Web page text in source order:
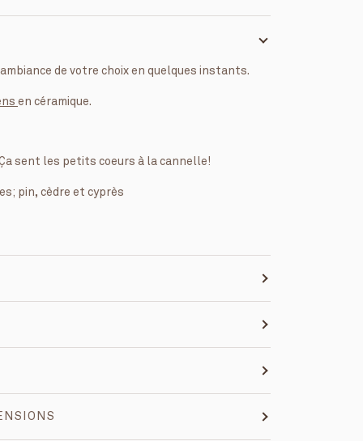
de votre choix en quelques instants.
en céramique.
sent les petits coeurs à la cannelle!
pin, cèdre et cyprès